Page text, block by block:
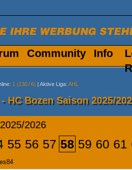
Community
Info
: 1 (130/6) | Aktive Liga: AHL
HC Bozen Saison 2025/
2026
55 56 57 58 59 60 61